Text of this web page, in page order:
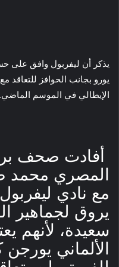
يورو بجانب الحوافز
الإيطالي في الموسم الماضي.
أفادت صحف
مع نادي
يروق لجماهير
سعيدة، لأنهم
الألماني